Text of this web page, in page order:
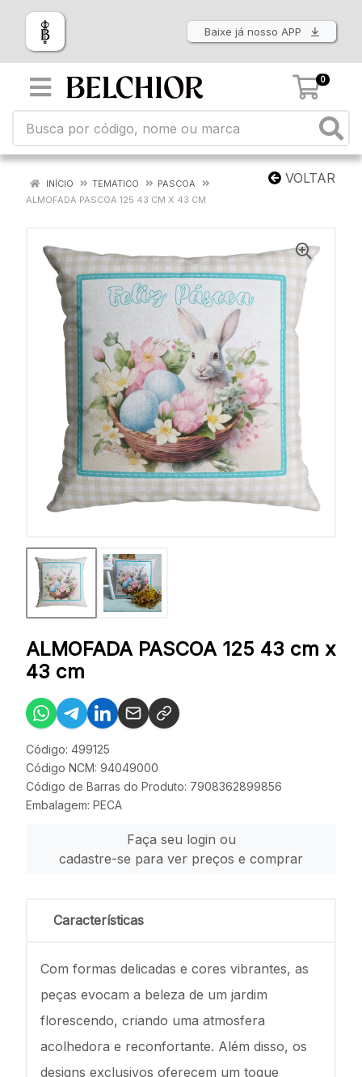
Baixe já nosso APP
0
VOLTAR
INÍCIO TEMATICO
PASCOA
ALMOFADA PASCOA 125 43 CM X 43 CM
ALMOFADA PASCOA 125 43 cm x
43 cm
Código: 499125
Código NCM: 94049000
Código de Barras do Produto: 7908362899856
Embalagem: PECA
Faça seu login ou
cadastre-se para ver preços e comprar
Características
Com formas delicadas e cores vibrantes, as
peças evocam a beleza de um jardim
florescendo, criando uma atmosfera
acolhedora e reconfortante. Além disso, os
designs exclusivos oferecem um toque